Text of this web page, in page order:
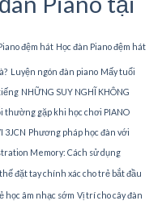
đệm hát Học đàn Piano đệm hát
Luyện ngón đàn piano Mấy tuổi
NHỮNG SUY NGHĨ KHÔNG
thường gặp khi học chơi PIANO
3JCN Phương pháp học đàn với
Memory: Cách sử dụng
đặt tay chính xác cho trẻ bắt đầu
học âm nhạc sớm Vị trí cho cây đàn